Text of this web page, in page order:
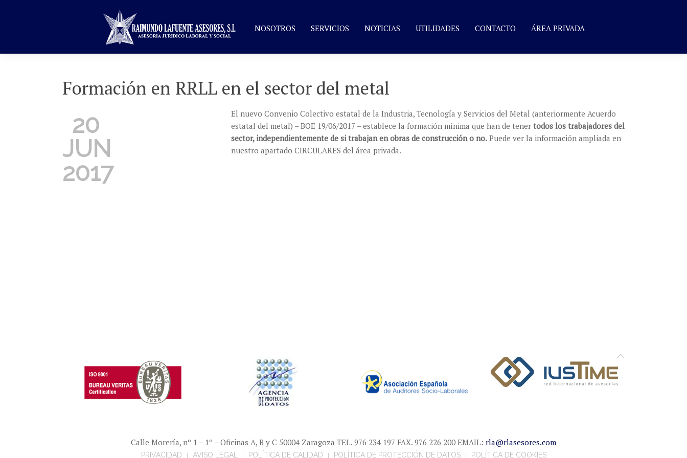
NOSOTROS SERVICIOS NOTICIAS UTILIDADES CONTACTO ÁREA PRIVADA
Formación en RRLL en el sector del metal
20
JUN
2017
El nuevo Convenio Colectivo estatal de la Industria, Tecnología y Servicios del Metal (anteriormente Acuerdo
estatal del metal) – BOE 19/06/2017 – establece la formación mínima que han de tener todos los trabajadores del
sector, independientemente de si trabajan en obras de construcción o no. Puede ver la información ampliada en
nuestro apartado CIRCULARES del área privada.
Calle Morería, nº 1 – 1º – Oficinas A, B y C 50004 Zaragoza TEL. 976 234 197 FAX. 976 226 200 EMAIL: rla@rlasesores.com
PRIVACIDAD AVISO LEGAL POLÍTICA DE CALIDAD POLÍTICA DE PROTECCIÓN DE DATOS POLÍTICA DE COOKIES